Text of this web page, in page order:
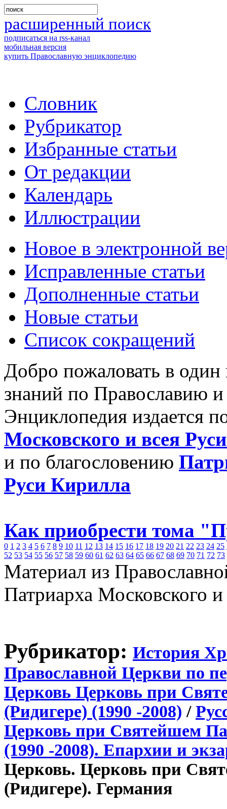
расширенный поиск
подписаться на rss-канал
мобильная версия
купить Православную энциклопедию
Словник
Рубрикатор
Избранные статьи
От редакции
Календарь
Иллюстрации
Новое в электронной
Исправленные статьи
Дополненные статьи
Новые статьи
Список сокращений
Добро пожаловать в
знаний по Православию
Энциклопедия издается
Московского и всея
и по благословению
Руси Кирилла
Как приобрести тома
0 1 2 3 4 5 6 7 8 9 10 11 12 13 14 15 16 17 18 19 20 21 22 23 24 25
52 53 54 55 56 57 58 59 60 61 62 63 64 65 66 67 68 69 70 71 72 73
Материал из
Патриарха Московского
Рубрикатор: История
Православной Церкви по
Церковь Церковь при
(Ридигере) (1990 -2008) /
Церковь при Святейшем
(1990 -2008). Епархии и
Церковь. Церковь при
(Ридигере). Германия